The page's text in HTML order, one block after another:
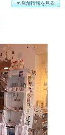
店舗情報を見る